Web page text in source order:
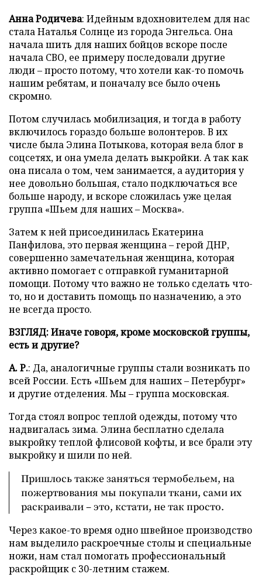
Анна Родичева: Идейным вдохновителем для нас
стала Наталья Солнце из города Энгельса. Она
начала шить для наших бойцов вскоре после
начала СВО, ее примеру последовали другие
люди – просто потому, что хотели как-то помочь
нашим ребятам, и поначалу все было очень
скромно.
Потом случилась мобилизация, и тогда в работу
включилось гораздо больше волонтеров. В их
числе была Элина Потыкова, которая вела блог в
соцсетях, и она умела делать выкройки. А так как
она писала о том, чем занимается, а аудитория у
нее довольно большая, стало подключаться все
больше народу, и вскоре сложилась уже целая
группа «Шьем для наших – Москва».
Затем к ней присоединилась Екатерина
Панфилова, это первая женщина – герой ДНР,
совершенно замечательная женщина, которая
активно помогает с отправкой гуманитарной
помощи. Потому что важно не только сделать что-
то, но и доставить помощь по назначению, а это
не всегда просто.
ВЗГЛЯД: Иначе говоря, кроме московской группы,
есть и другие?
А. Р.: Да, аналогичные группы стали возникать по
всей России. Есть «Шьем для наших – Петербург»
и другие отделения. Мы – группа московская.
Тогда стоял вопрос теплой одежды, потому что
надвигалась зима. Элина бесплатно сделала
выкройку теплой флисовой кофты, и все брали эту
выкройку и шили по ней.
Пришлось также заняться термобельем, на
пожертвования мы покупали ткани, сами их
раскраивали – это, кстати, не так просто.
Через какое-то время одно швейное производство
нам выделило раскроечные столы и специальные
ножи, нам стал помогать профессиональный
раскройщик с 30-летним стажем.